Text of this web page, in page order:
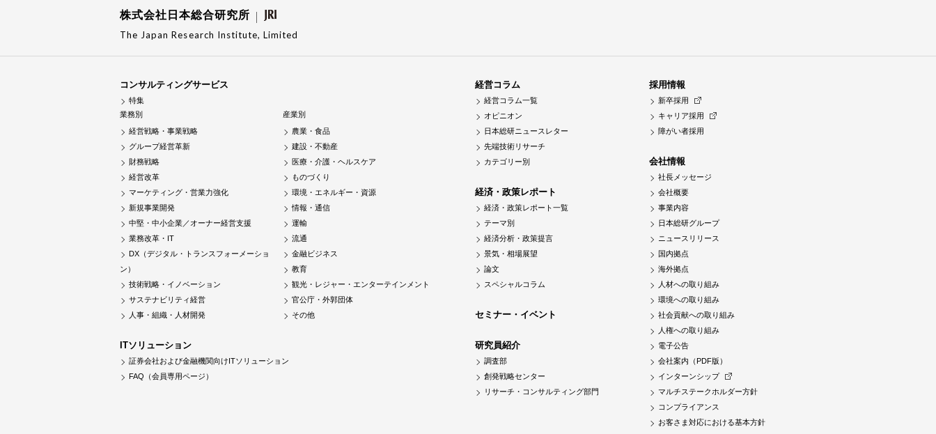
株式会社日本総合研究所
The Japan Research Institute, Limited
コンサルティングサービス
特集
業務別
経営戦略・事業戦略
グループ経営革新
財務戦略
経営改革
マーケティング・営業力強化
新規事業開発
中堅・中小企業／オーナー経営支援
業務改革・IT
DX（デジタル・トランスフォーメーショ
ン）
技術戦略・イノベーション
サステナビリティ経営
人事・組織・人材開発
産業別
農業・食品
建設・不動産
医療・介護・ヘルスケア
ものづくり
環境・エネルギー・資源
情報・通信
運輸
流通
金融ビジネス
教育
観光・レジャー・エンターテインメント
官公庁・外郭団体
その他
ITソリューション
証券会社および金融機関向けITソリューション
FAQ（会員専用ページ）
経営コラム
経営コラム一覧
オピニオン
日本総研ニュースレター
先端技術リサーチ
カテゴリー別
経済・政策レポート
経済・政策レポート一覧
テーマ別
経済分析・政策提言
景気・相場展望
論文
スペシャルコラム
セミナー・イベント
研究員紹介
調査部
創発戦略センター
リサーチ・コンサルティング部門
採用情報
新卒採用
キャリア採用
障がい者採用
会社情報
社長メッセージ
会社概要
事業内容
日本総研グループ
ニュースリリース
国内拠点
海外拠点
人材への取り組み
環境への取り組み
社会貢献への取り組み
人権への取り組み
電子公告
会社案内（PDF版）
インターンシップ
マルチステークホルダー方針
コンプライアンス
お客さま対応における基本方針